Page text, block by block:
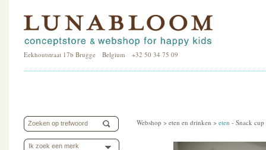
Eekhoutstraat 17b Brugge Belgium +32 50 34 75 09
Ik zoek een merk
Webshop > eten en drinken > eten - Snack cup